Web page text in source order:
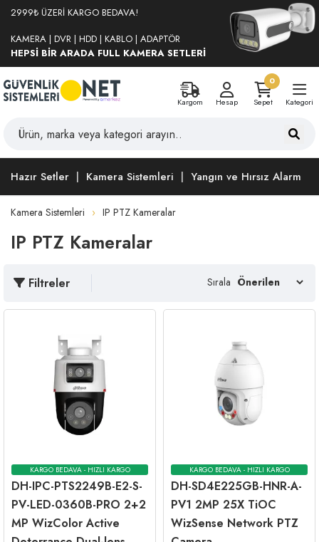
2999₺ ÜZERİ KARGO BEDAVA!
KAMERA | DVR | HDD | KABLO | ADAPTÖR
HEPSİ BİR ARADA FULL KAMERA SETLERİ
Kargom Hesap
0
Sepet
Kategori
Hazır Setler Kamera Sistemleri Yangın ve Hırsız Alarm
Kamera Sistemleri IP PTZ Kameralar
IP PTZ Kameralar
Filtreler Sırala
KARGO BEDAVA - HIZLI KARGO
DH-IPC-PTS2249B-E2-S-
PV-LED-0360B-PRO 2+2
MP WizColor Active
KARGO BEDAVA - HIZLI KARGO
DH-SD4E225GB-HNR-A-
PV1 2MP 25X TiOC
WizSense Network PTZ